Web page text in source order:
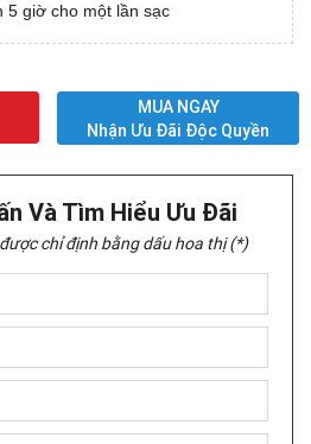
5 giờ cho một lần sạc
MUA NGAY
Nhận Ưu Đãi Độc Quyền
Và Tìm Hiểu Ưu Đãi
chỉ định bằng dấu hoa thị (*)